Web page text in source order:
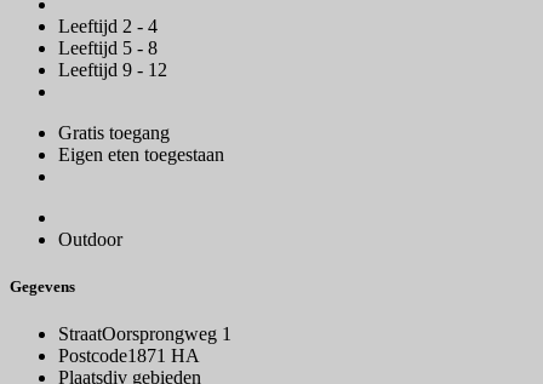
Leeftijd 2 - 4
Leeftijd 5 - 8
Leeftijd 9 - 12
Gratis toegang
Eigen eten toegestaan
Outdoor
Gegevens
StraatOorsprongweg 1
Postcode1871 HA
Plaatsdiv gebieden